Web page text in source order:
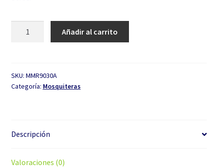
x
30m
Añadir al carrito
SKU: MMR9030A
Categoría: Mosquiteras
Descripción
Valoraciones (0)